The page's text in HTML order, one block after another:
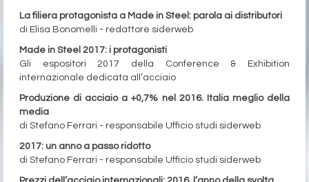
La filiera protagonista a Made in Steel: parola ai distributori
di Elisa Bonomelli - redattore siderweb
Made in Steel 2017: i protagonisti
Gli espositori 2017 della Conference & Exhibition
internazionale dedicata all’acciaio
Produzione di acciaio a +0,7% nel 2016. Italia meglio della
media
di Stefano Ferrari - responsabile Ufficio studi siderweb
2017: un anno a passo ridotto
di Stefano Ferrari - responsabile Ufficio studi siderweb